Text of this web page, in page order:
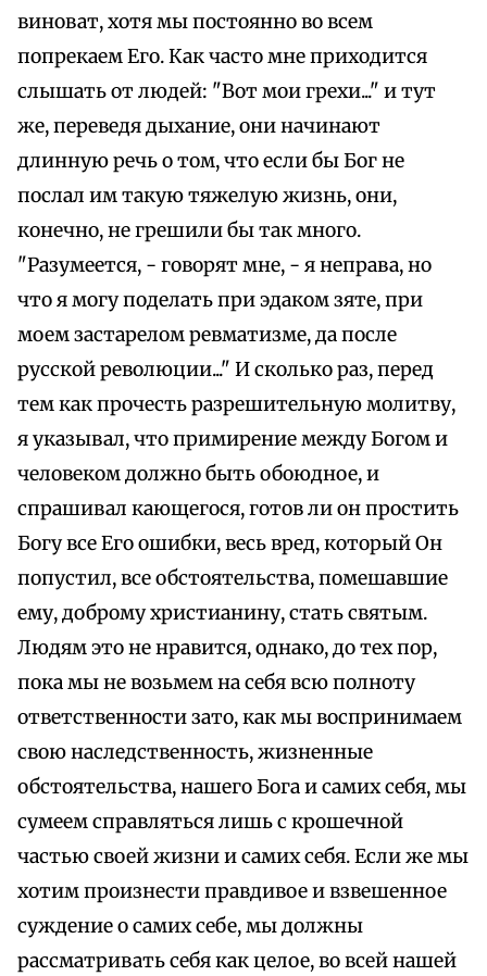
виноват, хотя мы постоянно во всем
попрекаем Его. Как часто мне приходится
слышать от людей: "Вот мои грехи..." и тут
же, переведя дыхание, они начинают
длинную речь о том, что если бы Бог не
послал им такую тяжелую жизнь, они,
конечно, не грешили бы так много.
"Разумеется, - говорят мне, - я неправа, но
что я могу поделать при эдаком зяте, при
моем застарелом ревматизме, да после
русской революции..." И сколько раз, перед
тем как прочесть разрешительную молитву,
я указывал, что примирение между Богом и
человеком должно быть обоюдное, и
спрашивал кающегося, готов ли он простить
Богу все Его ошибки, весь вред, который Он
попустил, все обстоятельства, помешавшие
ему, доброму христианину, стать святым.
Людям это не нравится, однако, до тех пор,
пока мы не возьмем на себя всю полноту
ответственности зато, как мы воспринимаем
свою наследственность, жизненные
обстоятельства, нашего Бога и самих себя, мы
сумеем справляться лишь с крошечной
частью своей жизни и самих себя. Если же мы
хотим произнести правдивое и взвешенное
суждение о самих себе, мы должны
рассматривать себя как целое, во всей нашей